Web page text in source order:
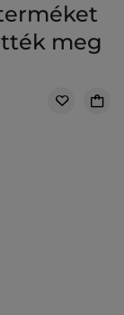
meg